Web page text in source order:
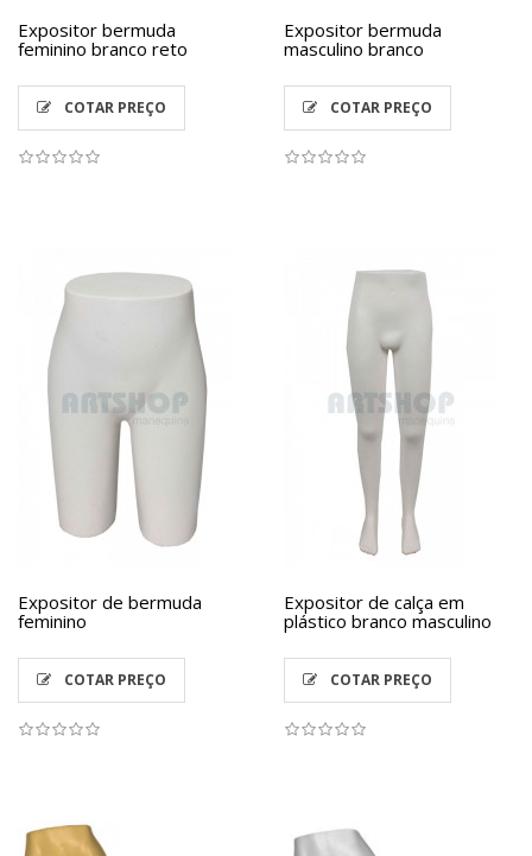
Expositor bermuda
feminino branco reto
COTAR PREÇO
Expositor bermuda
masculino branco
COTAR PREÇO
Expositor de bermuda
feminino
COTAR PREÇO
Expositor de calça em
plástico branco masculino
COTAR PREÇO